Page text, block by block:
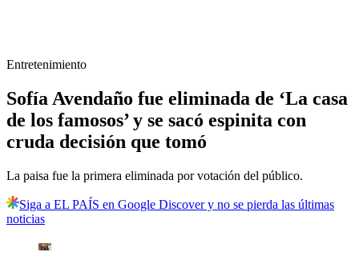
Entretenimiento
Sofía Avendaño fue eliminada de ‘La casa
de los famosos’ y se sacó espinita con
cruda decisión que tomó
La paisa fue la primera eliminada por votación del público.
Siga a EL PAÍS en Google Discover y no se pierda las últimas
noticias